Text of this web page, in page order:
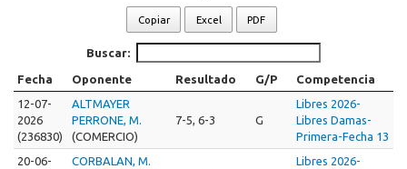
Copiar Excel PDF
Buscar:
Fecha Oponente Resultado G/P
Competencia
12-07-
2026
(236830)
ALTMAYER
PERRONE, M.
(COMERCIO)
7-5, 6-3 G
Libres 2026-
Libres Damas-
Primera-Fecha 13
20-06-
CORBALAN, M.
Libres 2026-